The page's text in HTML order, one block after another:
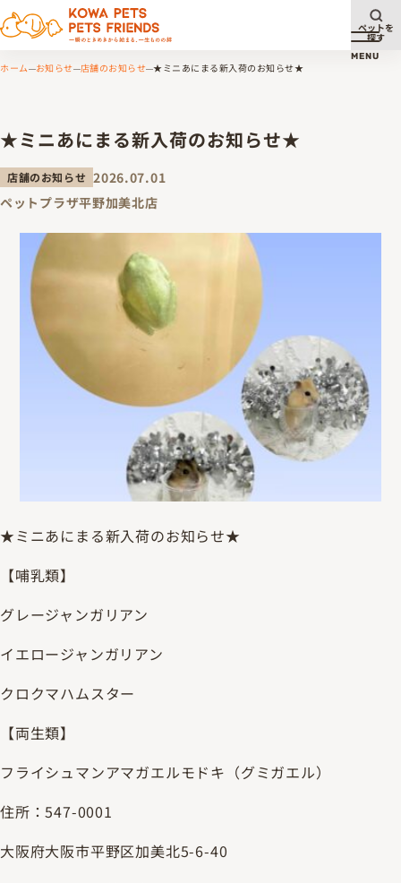
メニ
MENU
ペットを
探す
ホーム お知らせ 店舗のお知らせ ★ミニあにまる新入荷のお知らせ★
★ミニあにまる新入荷のお知らせ★
店舗のお知らせ 2026.07.01
ペットプラザ平野加美北店
★ミニあにまる新入荷のお知らせ★
【哺乳類】
グレージャンガリアン
イエロージャンガリアン
クロクマハムスター
【両生類】
フライシュマンアマガエルモドキ（グミガエル）
住所：547-0001
大阪府大阪市平野区加美北5-6-40